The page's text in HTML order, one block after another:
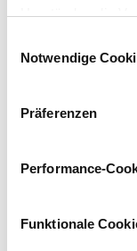
Umständen die
Notwendige
Präferenzen
Performance-
Funktionale
Das wilde
Mara liebt ihr altes
weder Haus noch
zurück. Als das
sie damit ihre Ehe